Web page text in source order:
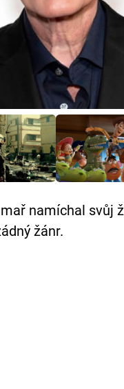
namíchal svůj
žánr.